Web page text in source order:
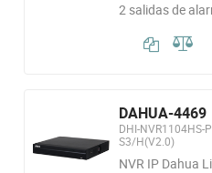
2 salidas de
DAHUA-4469
DHI-NVR1104HS-
S3/H(V2.0)
NVR IP Dahua